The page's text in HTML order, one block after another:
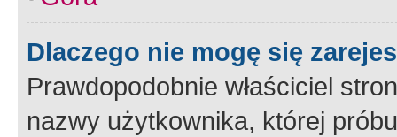
Dlaczego nie mogę się
Prawdopodobnie właściciel
nazwy użytkownika, której